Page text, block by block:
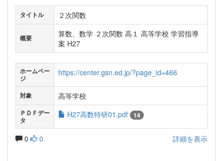
タイトル ２次関数
概要
算数、数学 ２次関数 高１ 高等学校 学習指導
案 H27
ホームペー
ジ
https://center.gsn.ed.jp/?page_id=466
対象 高等学校
ＰＤＦデー
タ
H27高数特研01.pdf 14
0 0 詳細を表示